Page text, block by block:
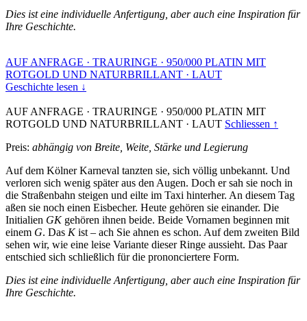
Dies ist eine individuelle Anfertigung, aber auch eine Inspiration für
Ihre Geschichte.
AUF ANFRAGE · TRAURINGE · 950/000 PLATIN MIT
ROTGOLD UND NATURBRILLANT · LAUT
Geschichte lesen ↓
AUF ANFRAGE · TRAURINGE · 950/000 PLATIN MIT
ROTGOLD UND NATURBRILLANT · LAUT Schliessen ↑
Preis: abhängig von Breite, Weite, Stärke und Legierung
Auf dem Kölner Karneval tanzten sie, sich völlig unbekannt. Und
verloren sich wenig später aus den Augen. Doch er sah sie noch in
die Straßenbahn steigen und eilte im Taxi hinterher. An diesem Tag
aßen sie noch einen Eisbecher. Heute gehören sie einander. Die
Initialien GKgehören ihnen beide. Beide Vornamen beginnen mit
einem G. Das Kist – ach Sie ahnen es schon. Auf dem zweiten Bild
sehen wir, wie eine leise Variante dieser Ringe aussieht. Das Paar
entschied sich schließlich für die prononciertere Form.
Dies ist eine individuelle Anfertigung, aber auch eine Inspiration für
Ihre Geschichte.